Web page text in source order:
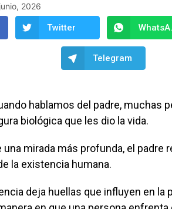
2026
Twitter
Telegram
hablamos del padre, muchas
biológica que les dio la vida.
una mirada más profunda, el padre
la existencia humana.
deja huellas que influyen en la